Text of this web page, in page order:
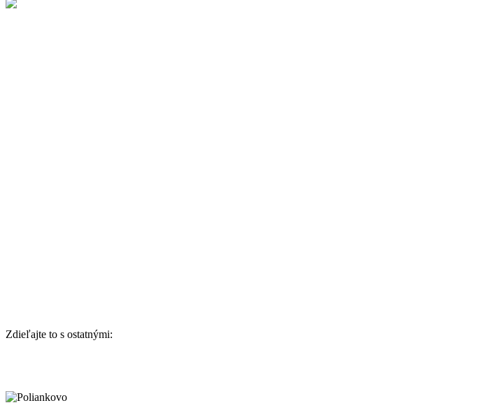
Zdieľajte to s ostatnými: